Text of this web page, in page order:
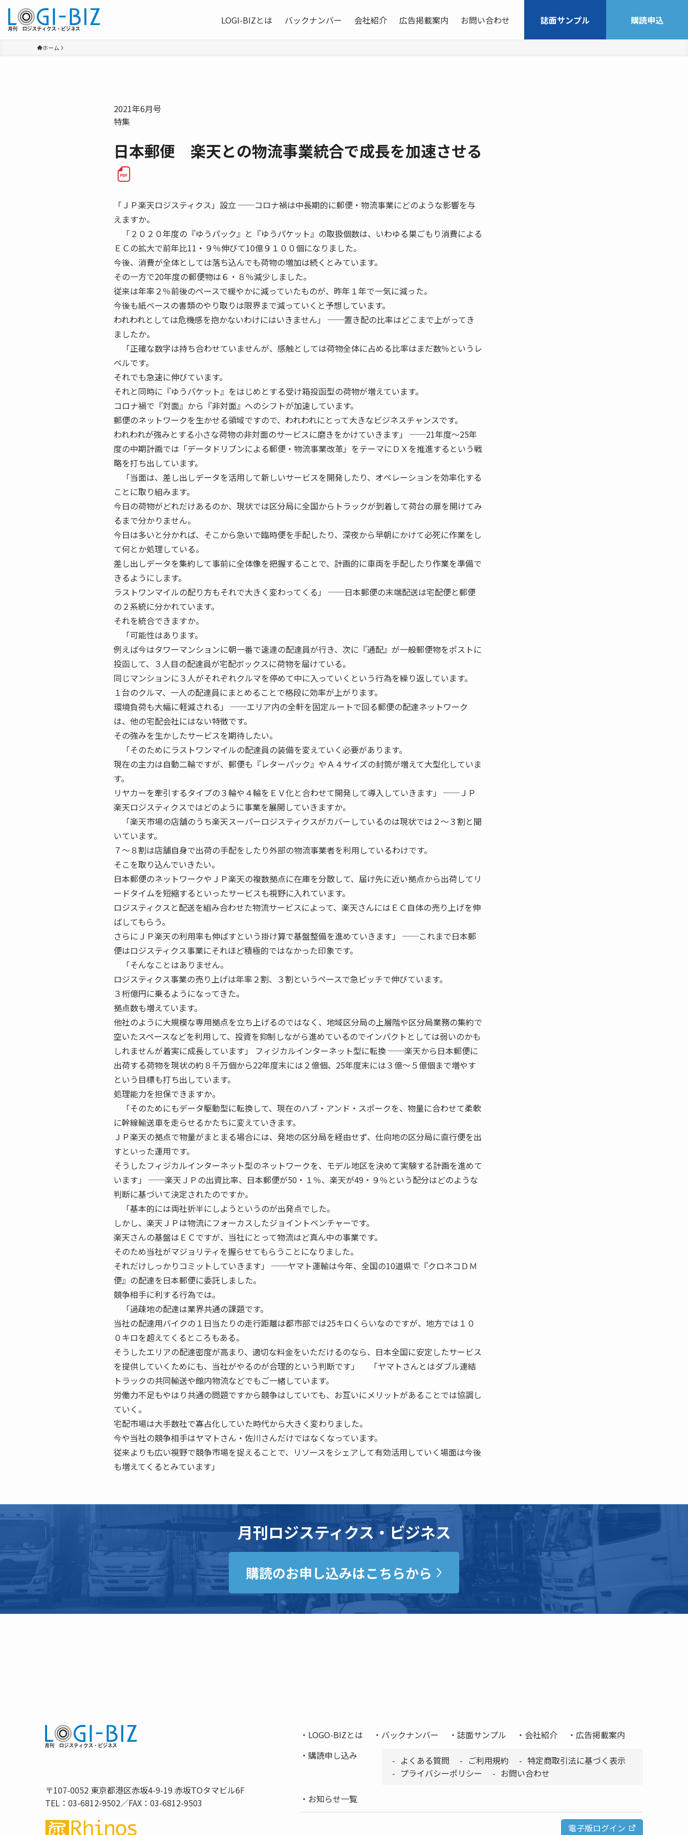
LOGI-BIZとは バックナンバー 会社紹介 広告掲載案内 お問い合わせ 誌面サンプル 購読申込
ホーム
2021年6月号
特集
日本郵便 楽天との物流事業統合で成長を加速させる
「ＪＰ楽天ロジスティクス」設立 ──コロナ禍は中長期的に郵便・物流事業にどのような影響を与
えますか。
「２０２０年度の『ゆうパック』と『ゆうパケット』の取扱個数は、いわゆる巣ごもり消費による
ＥＣの拡大で前年比11・９％伸びて10億９１００個になりました。
今後、消費が全体としては落ち込んでも荷物の増加は続くとみています。
その一方で20年度の郵便物は６・８％減少しました。
従来は年率２％前後のペースで緩やかに減っていたものが、昨年１年で一気に減った。
今後も紙ベースの書類のやり取りは限界まで減っていくと予想しています。
われわれとしては危機感を抱かないわけにはいきません」 ──置き配の比率はどこまで上がってき
ましたか。
「正確な数字は持ち合わせていませんが、感触としては荷物全体に占める比率はまだ数％というレ
ベルです。
それでも急速に伸びています。
それと同時に『ゆうパケット』をはじめとする受け箱投函型の荷物が増えています。
コロナ禍で『対面』から『非対面』へのシフトが加速しています。
郵便のネットワークを生かせる領域ですので、われわれにとって大きなビジネスチャンスです。
われわれが強みとする小さな荷物の非対面のサービスに磨きをかけていきます」 ──21年度〜25年
度の中期計画では「データドリブンによる郵便・物流事業改革」をテーマにＤＸを推進するという戦
略を打ち出しています。
「当面は、差し出しデータを活用して新しいサービスを開発したり、オペレーションを効率化する
ことに取り組みます。
今日の荷物がどれだけあるのか、現状では区分局に全国からトラックが到着して荷台の扉を開けてみ
るまで分かりません。
今日は多いと分かれば、そこから急いで臨時便を手配したり、深夜から早朝にかけて必死に作業をし
て何とか処理している。
差し出しデータを集約して事前に全体像を把握することで、計画的に車両を手配したり作業を準備で
きるようにします。
ラストワンマイルの配り方もそれで大きく変わってくる」 ──日本郵便の末端配送は宅配便と郵便
の２系統に分かれています。
それを統合できますか。
「可能性はあります。
例えば今はタワーマンションに朝一番で速達の配達員が行き、次に『通配』が一般郵便物をポストに
投函して、３人目の配達員が宅配ボックスに荷物を届けている。
同じマンションに３人がそれぞれクルマを停めて中に入っていくという行為を繰り返しています。
１台のクルマ、一人の配達員にまとめることで格段に効率が上がります。
環境負荷も大幅に軽減される」 ──エリア内の全軒を固定ルートで回る郵便の配達ネットワーク
は、他の宅配会社にはない特徴です。
その強みを生かしたサービスを期待したい。
「そのためにラストワンマイルの配達員の装備を変えていく必要があります。
現在の主力は自動二輪ですが、郵便も『レターパック』やＡ４サイズの封筒が増えて大型化していま
す。
リヤカーを牽引するタイプの３輪や４輪をＥＶ化と合わせて開発して導入していきます」 ──ＪＰ
楽天ロジスティクスではどのように事業を展開していきますか。
「楽天市場の店舗のうち楽天スーパーロジスティクスがカバーしているのは現状では２〜３割と聞
いています。
７〜８割は店舗自身で出荷の手配をしたり外部の物流事業者を利用しているわけです。
そこを取り込んでいきたい。
日本郵便のネットワークやＪＰ楽天の複数拠点に在庫を分散して、届け先に近い拠点から出荷してリ
ードタイムを短縮するといったサービスも視野に入れています。
ロジスティクスと配送を組み合わせた物流サービスによって、楽天さんにはＥＣ自体の売り上げを伸
ばしてもらう。
さらにＪＰ楽天の利用率も伸ばすという掛け算で基盤整備を進めていきます」 ──これまで日本郵
便はロジスティクス事業にそれほど積極的ではなかった印象です。
「そんなことはありません。
ロジスティクス事業の売り上げは年率２割、３割というペースで急ピッチで伸びています。
３桁億円に乗るようになってきた。
拠点数も増えています。
他社のように大規模な専用拠点を立ち上げるのではなく、地域区分局の上層階や区分局業務の集約で
空いたスペースなどを利用して、投資を抑制しながら進めているのでインパクトとしては弱いのかも
しれませんが着実に成長しています」 フィジカルインターネット型に転換 ──楽天から日本郵便に
出荷する荷物を現状の約８千万個から22年度末には２億個、25年度末には３億〜５億個まで増やす
という目標も打ち出しています。
処理能力を担保できますか。
「そのためにもデータ駆動型に転換して、現在のハブ・アンド・スポークを、物量に合わせて柔軟
に幹線輸送車を走らせるかたちに変えていきます。
ＪＰ楽天の拠点で物量がまとまる場合には、発地の区分局を経由せず、仕向地の区分局に直行便を出
すといった運用です。
そうしたフィジカルインターネット型のネットワークを、モデル地区を決めて実験する計画を進めて
います」 ──楽天ＪＰの出資比率、日本郵便が50・１％、楽天が49・９％という配分はどのような
判断に基づいて決定されたのですか。
「基本的には両社折半にしようというのが出発点でした。
しかし、楽天ＪＰは物流にフォーカスしたジョイントベンチャーです。
楽天さんの基盤はＥＣですが、当社にとって物流はど真ん中の事業です。
そのため当社がマジョリティを握らせてもらうことになりました。
それだけしっかりコミットしていきます」 ──ヤマト運輸は今年、全国の10道県で『クロネコＤＭ
便』の配達を日本郵便に委託しました。
競争相手に利する行為では。
「過疎地の配達は業界共通の課題です。
当社の配達用バイクの１日当たりの走行距離は都市部では25キロくらいなのですが、地方では１０
０キロを超えてくるところもある。
そうしたエリアの配達密度が高まり、適切な料金をいただけるのなら、日本全国に安定したサービス
を提供していくためにも、当社がやるのが合理的という判断です」 「ヤマトさんとはダブル連結
トラックの共同輸送や館内物流などでもご一緒しています。
労働力不足もやはり共通の問題ですから競争はしていても、お互いにメリットがあることでは協調し
ていく。
宅配市場は大手数社で寡占化していた時代から大きく変わりました。
今や当社の競争相手はヤマトさん・佐川さんだけではなくなっています。
従来よりも広い視野で競争市場を捉えることで、リソースをシェアして有効活用していく場面は今後
も増えてくるとみています」
月刊ロジスティクス・ビジネス
購読のお申し込みはこちらから
〒107-0052 東京都港区赤坂4-9-19 赤坂TOタマビル6F
TEL：03-6812-9502／FAX：03-6812-9503
LOGO-BIZとは バックナンバー 誌面サンプル 会社紹介
広告掲載案内
購読申し込み
よくある質問 ご利用規約
特定商取引法に基づく表示
プライバシーポリシー
お問い合わせ
お知らせ一覧
電子版ログイン